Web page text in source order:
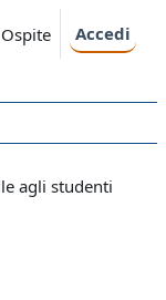
Ospite Accedi
agli studenti